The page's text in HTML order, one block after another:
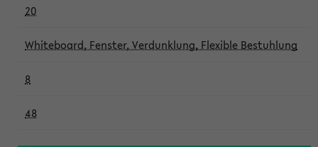
20
Whiteboard, Fenster, Verdunklung, Flexible Bestuhlung
8
48